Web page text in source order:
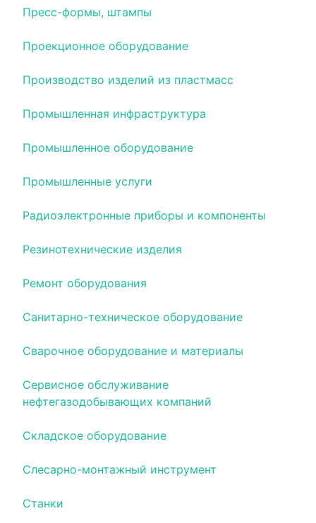
Пресс-формы, штампы
Проекционное оборудование
Производство изделий из пластмасс
Промышленная инфраструктура
Промышленное оборудование
Промышленные услуги
Радиоэлектронные приборы и компоненты
Резинотехнические изделия
Ремонт оборудования
Санитарно-техническое оборудование
Сварочное оборудование и материалы
Сервисное обслуживание
нефтегазодобывающих компаний
Складское оборудование
Слесарно-монтажный инструмент
Станки